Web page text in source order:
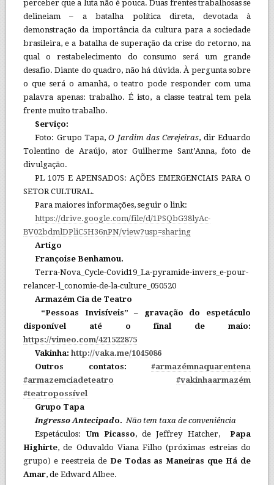
perceber que a luta não é pouca. Duas frentes trabalhosas se
delineiam – a batalha política direta, devotada à
demonstração da importância da cultura para a sociedade
brasileira, e a batalha de superação da crise do retorno, na
qual o restabelecimento do consumo será um grande
desafio. Diante do quadro, não há dúvida. À pergunta sobre
o que será o amanhã, o teatro pode responder com uma
palavra apenas: trabalho. É isto, a classe teatral tem pela
frente muito trabalho.
Serviço:
Foto: Grupo Tapa,O Jardim das Cerejeiras, dir Eduardo
Tolentino de Araújo, ator Guilherme Sant’Anna, foto de
divulgação.
PL 1075 E APENSADOS: AÇÕES EMERGENCIAIS PARA O
SETOR CULTURAL.
Para maiores informações, seguir o link:
https://drive.google.com/file/d/1PSQbG38lyAc-
BV02bdmlDPliC5H36nPN/view?usp=sharing
Artigo
Françoise Benhamou.
Terra-Nova_Cycle-Covid19_La-pyramide-invers_e-pour-
relancer-l_conomie-de-la-culture_050520
Armazém Cia de Teatro
“Pessoas Invisíveis” – gravação do espetáculo
disponível até o final de maio:
https://vimeo.com/421522875
Vakinha:http://vaka.me/1045086
Outros contatos:#armazémnaquarentena
#armazemciadeteatro
#vakinhaarmazém
#teatropossível
Grupo Tapa
Ingresso Antecipado. Não tem taxa de conveniência
Espetáculos:Um Picasso, de Jeffrey Hatcher,Papa
Highirte, de Oduvaldo Viana Filho (próximas estreias do
grupo) e reestreia de De Todas as Maneiras que Há de
Amar, de Edward Albee.